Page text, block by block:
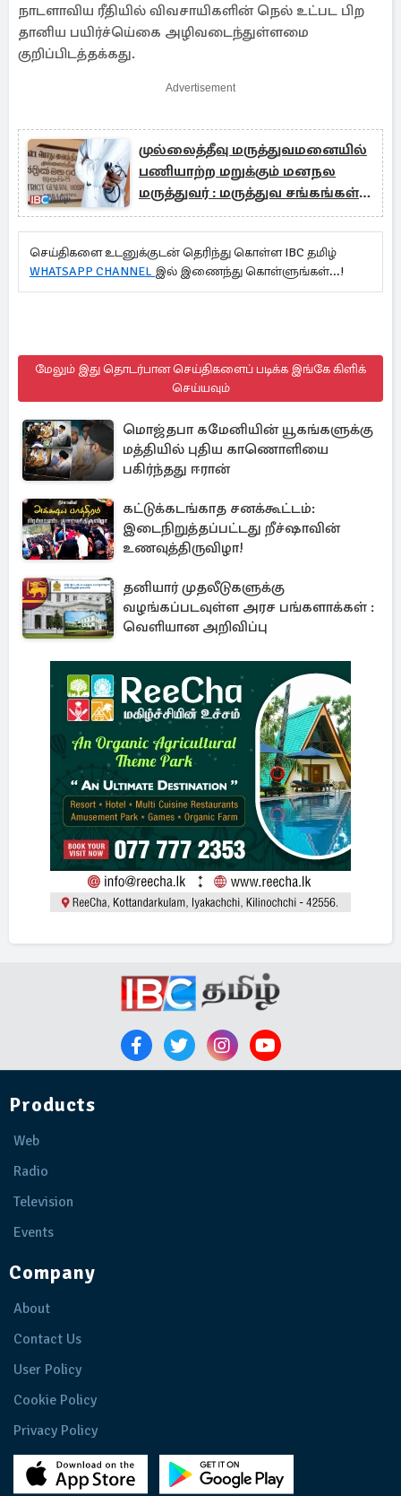
நாடளாவிய ரீதியில் விவசாயிகளின் நெல் உட்பட பிற
தானிய பயிர்ச்யெ்கை அழிவடைந்துள்ளமை
குறிப்பிடத்தக்கது.
Advertisement
முல்லைத்தீவு மருத்துவமனையில்
பணியாற்ற மறுக்கும் மனநல
மருத்துவர் : மருத்துவ சங்கங்கள்
கவலை
செய்திகளை உடனுக்குடன் தெரிந்து கொள்ள IBC தமிழ்
WHATSAPP CHANNEL இல் இணைந்து கொள்ளுங்கள்...!
மேலும் இது தொடர்பான செய்திகளைப் படிக்க இங்கே கிளிக்
செய்யவும்
மொஜ்தபா கமேனியின் யூகங்களுக்கு
மத்தியில் புதிய காணொளியை
பகிர்ந்தது ஈரான்
கட்டுக்கடங்காத சனக்கூட்டம்:
இடைநிறுத்தப்பட்டது றீச்ஷாவின்
உணவுத்திருவிழா!
தனியார் முதலீடுகளுக்கு
வழங்கப்படவுள்ள அரச பங்களாக்கள் :
வெளியான அறிவிப்பு
Products
Web
Radio
Television
Events
Company
About
Contact Us
User Policy
Cookie Policy
Privacy Policy